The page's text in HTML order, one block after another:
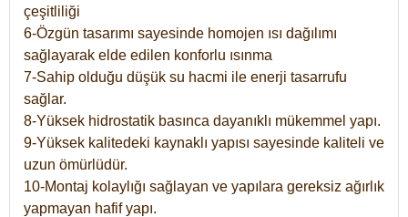
çeşitliliği
6-Özgün tasarımı sayesinde homojen ısı dağılımı
sağlayarak elde edilen konforlu ısınma
7-Sahip olduğu düşük su hacmi ile enerji tasarrufu
sağlar.
8-Yüksek hidrostatik basınca dayanıklı mükemmel yapı.
9-Yüksek kalitedeki kaynaklı yapısı sayesinde kaliteli ve
uzun ömürlüdür.
10-Montaj kolaylığı sağlayan ve yapılara gereksiz ağırlık
yapmayan hafif yapı.